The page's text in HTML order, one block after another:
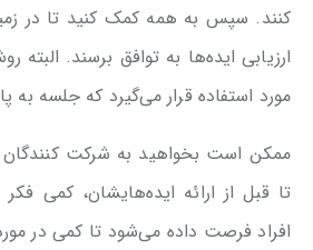
کنند. سپس به همه کمک کنید تا در
ارزیابی ایده‌ها به توافق برسند.
مورد استفاده قرار می‌گیرد که جلسه به
ممکن است بخواهید به شرکت کنندگان
تا قبل از ارائه ایده‌هایشان، کمی
افراد فرصت داده می‌شود تا کمی در